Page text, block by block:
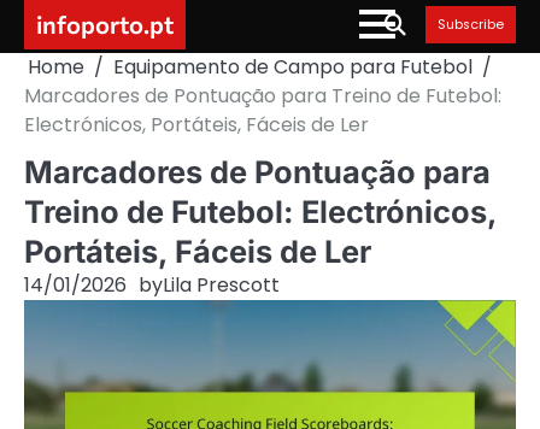
content
infoporto.pt Subscribe
Home
Equipamento de Campo para Futebol
Marcadores de Pontuação para Treino de Futebol:
Electrónicos, Portáteis, Fáceis de Ler
Marcadores de Pontuação para
Treino de Futebol: Electrónicos,
Portáteis, Fáceis de Ler
14/01/2026 byLila Prescott